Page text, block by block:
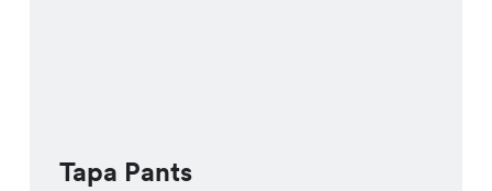
Tapa Pants